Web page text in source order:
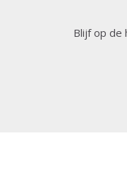
Blijf op de